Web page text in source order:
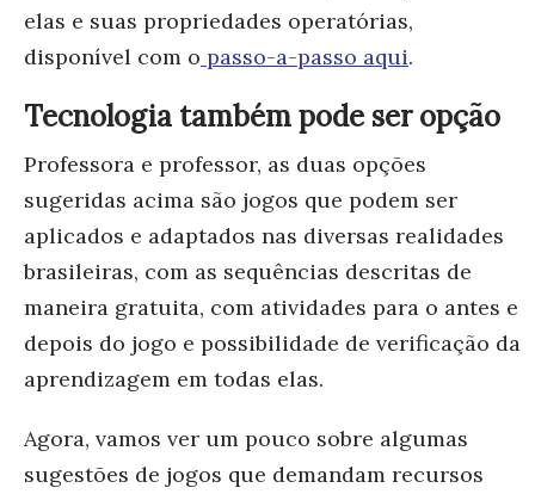
elas e suas propriedades operatórias,
disponível com o passo-a-passo aqui.
Tecnologia também pode ser opção
Professora e professor, as duas opções
sugeridas acima são jogos que podem ser
aplicados e adaptados nas diversas realidades
brasileiras, com as sequências descritas de
maneira gratuita, com atividades para o antes e
depois do jogo e possibilidade de verificação da
aprendizagem em todas elas.
Agora, vamos ver um pouco sobre algumas
sugestões de jogos que demandam recursos